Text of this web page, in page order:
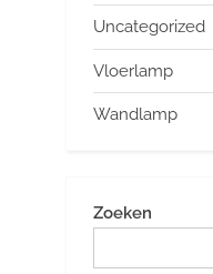
Uncategorized
Vloerlamp
Wandlamp
Zoeken